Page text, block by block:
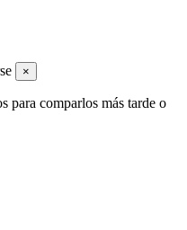
×
para comparlos más tarde o